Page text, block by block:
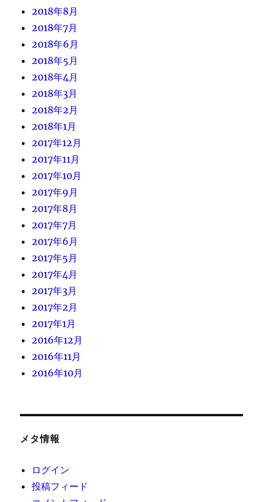
2018年8月
2018年7月
2018年6月
2018年5月
2018年4月
2018年3月
2018年2月
2018年1月
2017年12月
2017年11月
2017年10月
2017年9月
2017年8月
2017年7月
2017年6月
2017年5月
2017年4月
2017年3月
2017年2月
2017年1月
2016年12月
2016年11月
2016年10月
メタ情報
ログイン
投稿フィード